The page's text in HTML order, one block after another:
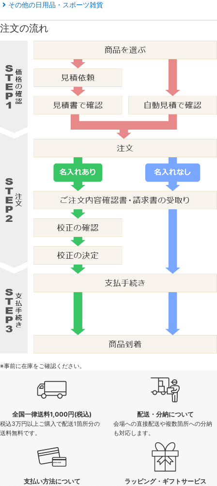
その他の日用品・スポーツ雑貨
注文の流れ
※事前に在庫をご確認ください。
全国一律送料1,000円(税込)
税込3万円以上ご購入で配送1箇所分の
送料無料です。
配送・分納について
会場への直接配送や複数箇所への分納
も対応します。
支払い方法について ラッピング・ギフトサービス